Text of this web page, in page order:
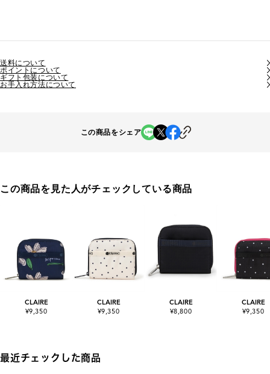
送料について
ポイントについて
ギフト包装について
お手入れ方法について
この商品をシェア
この商品を見た人がチェックしている商品
CLAIRE
¥9,350
CLAIRE
¥9,350
CLAIRE
¥8,800
CLAIRE
¥9,350
最近チェックした商品